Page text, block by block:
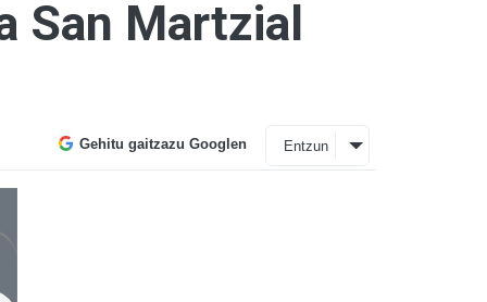
San Martzial
Gehitu gaitzazu Googlen Entzun